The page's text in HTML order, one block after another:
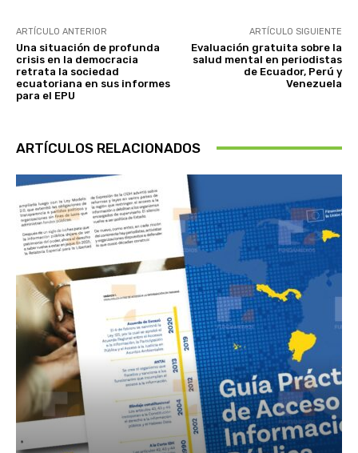
ARTÍCULO ANTERIOR
Una situación de profunda
crisis en la democracia
retrata la sociedad
ecuatoriana en sus informes
para el EPU
ARTÍCULO SIGUIENTE
Evaluación gratuita sobre la
salud mental en periodistas
de Ecuador, Perú y
Venezuela
ARTÍCULOS RELACIONADOS